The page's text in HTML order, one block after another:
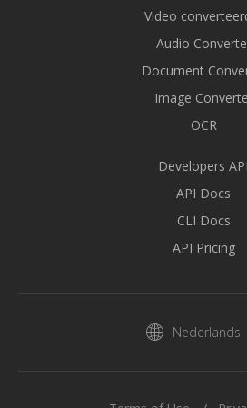
Video
Audio
Document
Image
OCR
Developers API
API Docs
CLI Docs
API Pricing
Nederlands